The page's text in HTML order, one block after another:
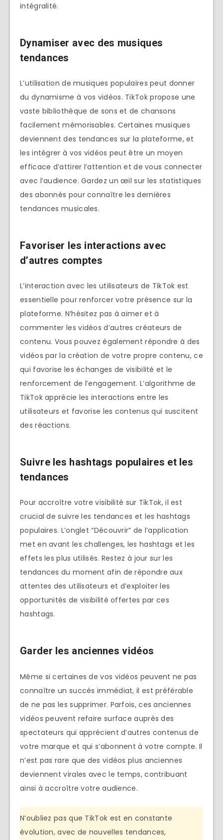
intégralité.
Dynamiser avec des musiques
tendances
L’utilisation de musiques populaires peut donner
du dynamisme à vos vidéos. TikTok propose une
vaste bibliothèque de sons et de chansons
facilement mémorisables. Certaines musiques
deviennent des tendances sur la plateforme, et
les intégrer à vos vidéos peut être un moyen
efficace d’attirer l’attention et de vous connecter
avec l’audience. Gardez un œil sur les statistiques
des abonnés pour connaître les dernières
tendances musicales.
Favoriser les interactions avec
d’autres comptes
L’interaction avec les utilisateurs de TikTok est
essentielle pour renforcer votre présence sur la
plateforme. N’hésitez pas à aimer et à
commenter les vidéos d’autres créateurs de
contenu. Vous pouvez également répondre à des
vidéos par la création de votre propre contenu, ce
qui favorise les échanges de visibilité et le
renforcement de l’engagement. L’algorithme de
TikTok apprécie les interactions entre les
utilisateurs et favorise les contenus qui suscitent
des réactions.
Suivre les hashtags populaires et les
tendances
Pour accroître votre visibilité sur TikTok, il est
crucial de suivre les tendances et les hashtags
populaires. L’onglet “Découvrir” de l’application
met en avant les challenges, les hashtags et les
effets les plus utilisés. Restez à jour sur les
tendances du moment afin de répondre aux
attentes des utilisateurs et d’exploiter les
opportunités de visibilité offertes par ces
hashtags.
Garder les anciennes vidéos
Même si certaines de vos vidéos peuvent ne pas
connaître un succès immédiat, il est préférable
de ne pas les supprimer. Parfois, ces anciennes
vidéos peuvent refaire surface auprès des
spectateurs qui apprécient d’autres contenus de
votre marque et qui s’abonnent à votre compte. Il
n’est pas rare que des vidéos plus anciennes
deviennent virales avec le temps, contribuant
ainsi à accroître votre audience.
N’oubliez pas que TikTok est en constante
évolution, avec de nouvelles tendances,